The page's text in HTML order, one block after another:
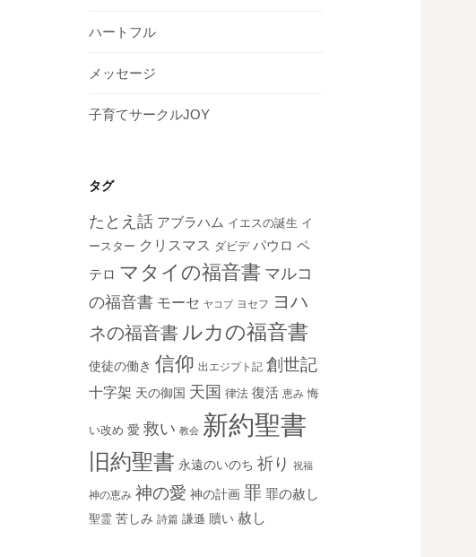
ハートフル
メッセージ
子育てサークルJOY
タグ
たとえ話 アブラハム イエスの誕生 イ
ースター クリスマス ダビデ パウロ ペ
テロ マタイの福音書 マルコ
の福音書 モーセ ヤコブ ヨセフ ヨハ
ネの福音書 ルカの福音書
使徒の働き 信仰 出エジプト記 創世記
十字架 天の御国 天国 律法 復活 恵み 悔
い改め 愛 救い 教会 新約聖書
旧約聖書 永遠のいのち 祈り 祝福
神の恵み 神の愛 神の計画 罪 罪の赦し
聖霊 苦しみ 詩篇 謙遜 贖い 赦し